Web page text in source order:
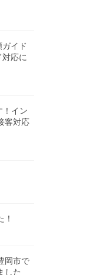
イド
対応に
！イン
客対応
！
岡市で
した